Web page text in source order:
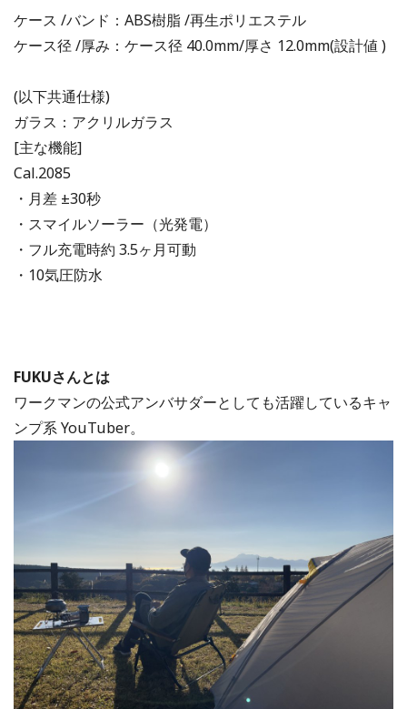
ケース /バンド：ABS樹脂 /再生ポリエステル
ケース径 /厚み：ケース径 40.0mm/厚さ 12.0mm(設計値 )
(以下共通仕様)
ガラス：アクリルガラス
[主な機能]
Cal.2085
・月差 ±30秒
・スマイルソーラー（光発電）
・フル充電時約 3.5ヶ月可動
・10気圧防水
FUKUさんとは
ワークマンの公式アンバサダーとしても活躍しているキャ
ンプ系 YouTuber。